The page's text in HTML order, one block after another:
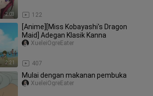
2:03 122
2:21
[Anime][Miss Kobayashi's Dragon
Maid] Adegan Klasik Kanna
407
XueleiOgreEater
Mulai dengan makanan pembuka
XueleiOgreEater